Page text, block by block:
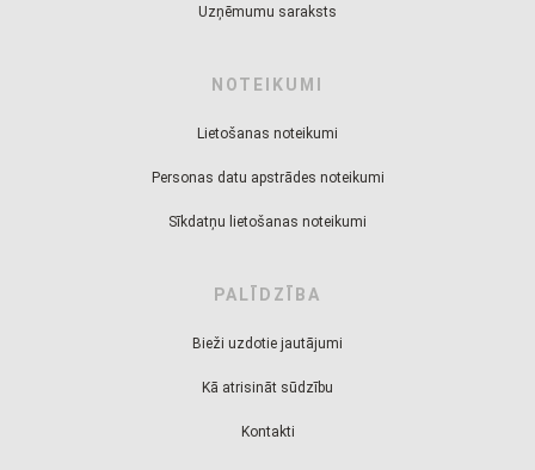
Uzņēmumu saraksts
NOTEIKUMI
Lietošanas noteikumi
Personas datu apstrādes noteikumi
Sīkdatņu lietošanas noteikumi
PALĪDZĪBA
Bieži uzdotie jautājumi
Kā atrisināt sūdzību
Kontakti